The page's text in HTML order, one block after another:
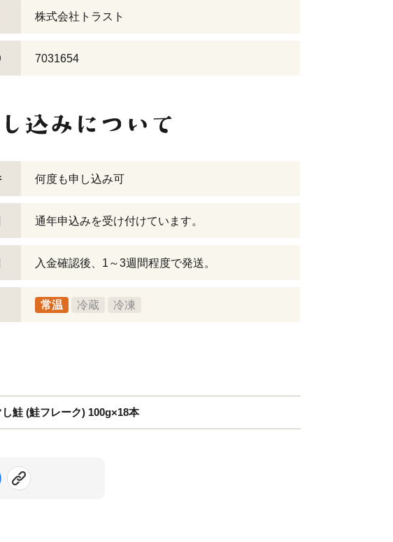
株式会社トラスト
7031654
何度も申し込み可
通年申込みを受け付けています。
入金確認後、1～3週間程度で発送。
常温 冷蔵 冷凍
鮭 (鮭フレーク) 100g×18本